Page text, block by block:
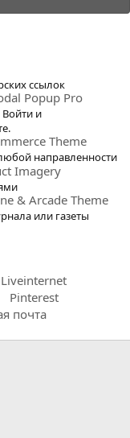
ссылок
Popup Pro
и
Theme
направленности
Imagery
& Arcade Theme
или газеты
Liveinternet
Pinterest
почта